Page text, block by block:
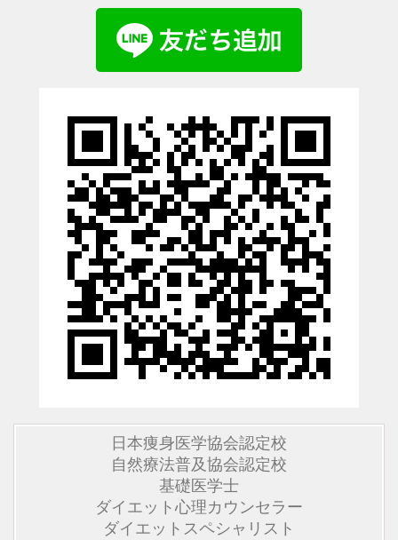
日本痩身医学協会認定校
自然療法普及協会認定校
基礎医学士
ダイエット心理カウンセラー
ダイエットスペシャリスト